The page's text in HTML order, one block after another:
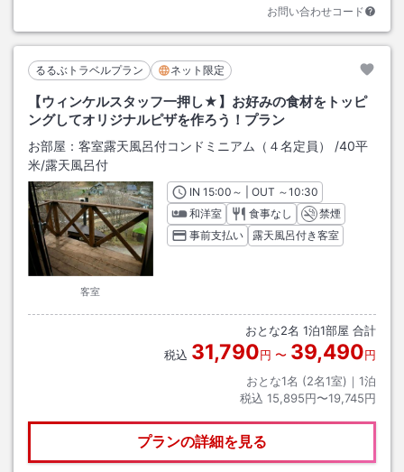
お問い合わせコード
るるぶトラベルプラン ネット限定
【ウィンケルスタッフ一押し★】お好みの食材をトッピ
ングしてオリジナルピザを作ろう！プラン
お部屋： 客室露天風呂付コンドミニアム（４名定員） /40平
米/露天風呂付
客室
INチェックイン
15:00 ～ | OUT チェックアウト
～10:30
和洋室
食事なし
禁煙
事前支払い
露天風呂付き客室
おとな2名 1泊1部屋 合計
税込 31,790円 〜 39,490円
おとな1名 (2名1室)｜ 1泊
税込 15,895円〜19,745円
プランの詳細を見る